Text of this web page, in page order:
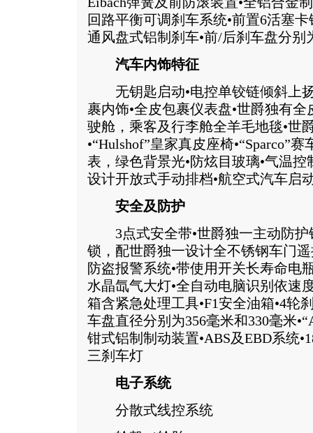
回路平衡可调刹车系统•前置6活塞
通风盘式铝制刹车•前/后刹车盘分别
汽车内饰特征
无钥匙启动•电控单铰链倾斜上扬
裹内饰•全皮包裹仪表盘•世爵独有
驶舱，乘客及行李舱全羊毛地毯•世
•“Hulshof”皇家真皮座椅•“Sparco”
表，绿色背景光•防炫目玻璃•气温控
设计开放式手动排档•航空式汽车启
安全及防护
3点式安全带•世爵独一主动防护
锁，配世爵独一设计全不锈钢车门
防盗报警系统•带使用开关长寿命电
水晶氙气大灯•全自动电脑识别依速
箱含紧急处理工具•F1安全油箱•4轮
车盘直径分别为356毫米和330毫米
钳式铝制制动装置•ABS及EBD系统
三刹车灯
电子系统
分散式线控系统